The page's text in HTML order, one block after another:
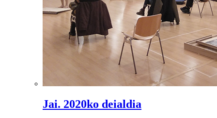
Jai. 2020ko deialdia